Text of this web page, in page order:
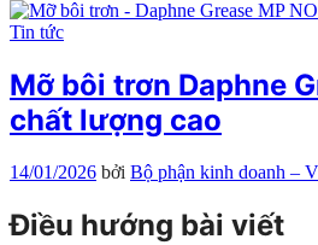
Tin tức
Mỡ bôi trơn Daphne
chất lượng cao
14/01/2026 bởi Bộ phận kinh doanh –
Điều hướng bài viết